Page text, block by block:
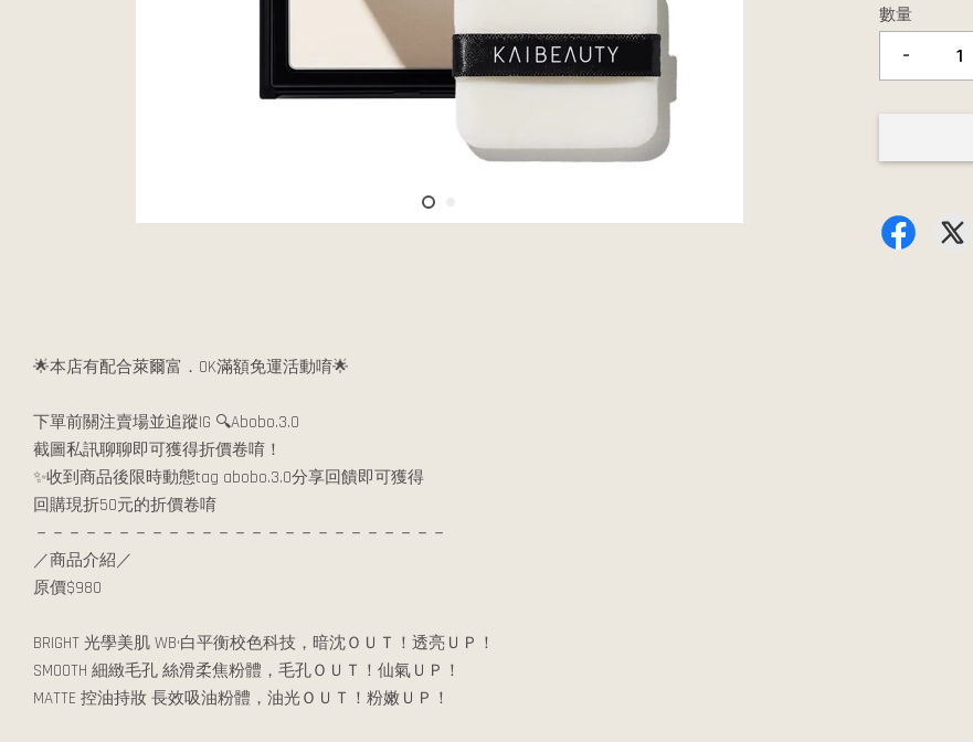
數量
-
🌟本店有配合萊爾富．OK滿額免運活動唷🌟
下單前關注賣場並追蹤IG 🔍Abobo.3.0
截圖私訊聊聊即可獲得折價卷唷！
✨收到商品後限時動態tag abobo.3.0分享回饋即可獲得
回購現折50元的折價卷唷
－－－－－－－－－－－－－－－－－－－－－－－－－
／商品介紹／
原價$980
BRIGHT 光學美肌 WB•白平衡校色科技，暗沈ＯＵＴ！透亮ＵＰ！
SMOOTH 細緻毛孔 絲滑柔焦粉體，毛孔ＯＵＴ！仙氣ＵＰ！
MATTE 控油持妝 長效吸油粉體，油光ＯＵＴ！粉嫩ＵＰ！